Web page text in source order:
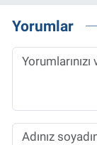
Yorumlar